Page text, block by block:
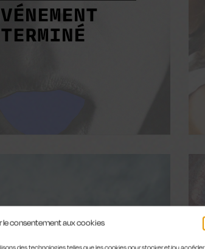
le consentement aux cookies
TERMINÉ
CE